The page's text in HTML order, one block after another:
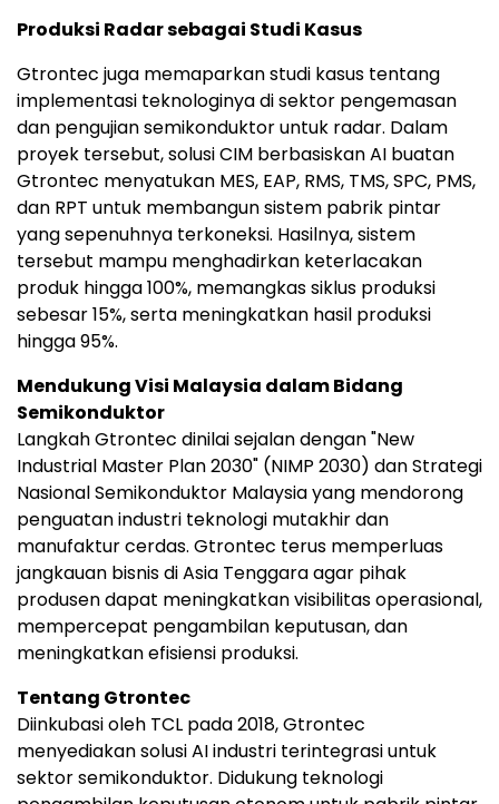
Produksi Radar sebagai Studi Kasus
Gtrontec juga memaparkan studi kasus tentang
implementasi teknologinya di sektor pengemasan
dan pengujian semikonduktor untuk radar. Dalam
proyek tersebut, solusi CIM berbasiskan AI buatan
Gtrontec menyatukan MES, EAP, RMS, TMS, SPC, PMS,
dan RPT untuk membangun sistem pabrik pintar
yang sepenuhnya terkoneksi. Hasilnya, sistem
tersebut mampu menghadirkan keterlacakan
produk hingga 100%, memangkas siklus produksi
sebesar 15%, serta meningkatkan hasil produksi
hingga 95%.
Mendukung Visi Malaysia dalam Bidang
Semikonduktor
Langkah Gtrontec dinilai sejalan dengan "New
Industrial Master Plan 2030" (NIMP 2030) dan Strategi
Nasional Semikonduktor Malaysia yang mendorong
penguatan industri teknologi mutakhir dan
manufaktur cerdas. Gtrontec terus memperluas
jangkauan bisnis di Asia Tenggara agar pihak
produsen dapat meningkatkan visibilitas operasional,
mempercepat pengambilan keputusan, dan
meningkatkan efisiensi produksi.
Tentang Gtrontec
Diinkubasi oleh TCL pada 2018, Gtrontec
menyediakan solusi AI industri terintegrasi untuk
sektor semikonduktor. Didukung teknologi